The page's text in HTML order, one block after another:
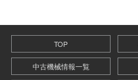
TOP
中古機械情報一覧